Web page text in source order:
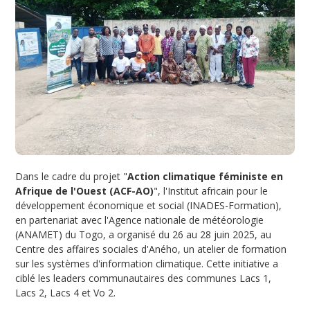
Dans le cadre du projet "Action climatique féministe en
Afrique de l'Ouest (ACF-AO)", l'Institut africain pour le
développement économique et social (INADES-Formation),
en partenariat avec l'Agence nationale de météorologie
(ANAMET) du Togo, a organisé du 26 au 28 juin 2025, au
Centre des affaires sociales d'Aného, un atelier de formation
sur les systèmes d'information climatique. Cette initiative a
ciblé les leaders communautaires des communes Lacs 1,
Lacs 2, Lacs 4 et Vo 2.